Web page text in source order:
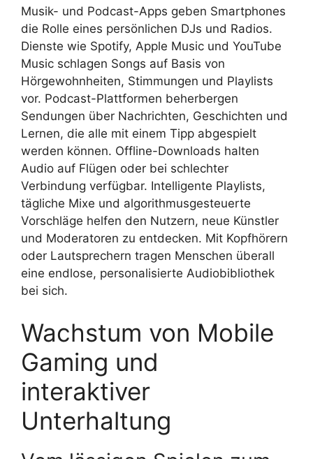
Musik- und Podcast-Apps geben Smartphones
die Rolle eines persönlichen DJs und Radios.
Dienste wie Spotify, Apple Music und YouTube
Music schlagen Songs auf Basis von
Hörgewohnheiten, Stimmungen und Playlists
vor. Podcast-Plattformen beherbergen
Sendungen über Nachrichten, Geschichten und
Lernen, die alle mit einem Tipp abgespielt
werden können. Offline-Downloads halten
Audio auf Flügen oder bei schlechter
Verbindung verfügbar. Intelligente Playlists,
tägliche Mixe und algorithmusgesteuerte
Vorschläge helfen den Nutzern, neue Künstler
und Moderatoren zu entdecken. Mit Kopfhörern
oder Lautsprechern tragen Menschen überall
eine endlose, personalisierte Audiobibliothek
bei sich.
Wachstum von Mobile
Gaming und
interaktiver
Unterhaltung